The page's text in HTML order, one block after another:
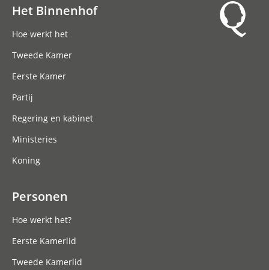
Het Binnenhof
Hoe werkt het
Tweede Kamer
Eerste Kamer
Partij
Regering en kabinet
Ministeries
Koning
Personen
Hoe werkt het?
Eerste Kamerlid
Tweede Kamerlid